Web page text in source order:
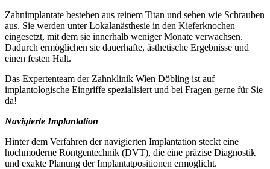
Zahnimplantate bestehen aus reinem Titan und sehen wie Schrauben
aus. Sie werden unter Lokalanästhesie in den Kieferknochen
eingesetzt, mit dem sie innerhalb weniger Monate verwachsen.
Dadurch ermöglichen sie dauerhafte, ästhetische Ergebnisse und
einen festen Halt.
Das Expertenteam der Zahnklinik Wien Döbling ist auf
implantologische Eingriffe spezialisiert und bei Fragen gerne für Sie
da!
Navigierte Implantation
Hinter dem Verfahren der navigierten Implantation steckt eine
hochmoderne Röntgentechnik (DVT), die eine präzise Diagnostik
und exakte Planung der Implantatpositionen ermöglicht.